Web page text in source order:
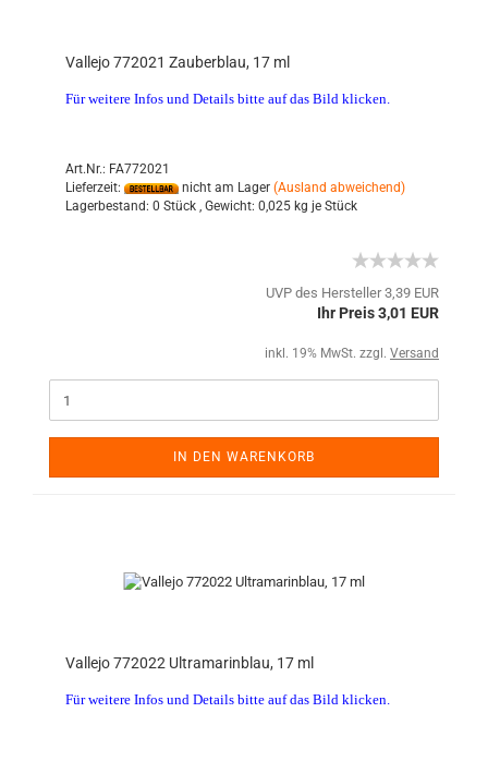
Vallejo 772021 Zauberblau, 17 ml
Für weitere Infos und Details bitte auf das Bild klicken.
Art.Nr.: FA772021
Lieferzeit:
nicht am Lager (Ausland abweichend)
Lagerbestand: 0 Stück , Gewicht: 0,025 kg je Stück
UVP des Hersteller 3,39 EUR
Ihr Preis 3,01 EUR
inkl. 19% MwSt. zzgl. Versand
IN DEN WARENKORB
Vallejo 772022 Ultramarinblau, 17 ml
Für weitere Infos und Details bitte auf das Bild klicken.